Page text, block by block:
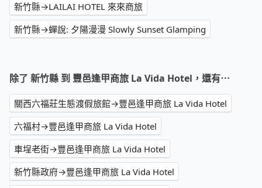
新竹縣→LAILAI HOTEL 來來商旅
新竹縣→蟬說: 夕陽漫漫 Slowly Sunset Glamping
除了 新竹縣 到 豐邑逢甲商旅 La Vida Hotel，還有⋯
關西六福莊生態渡假旅館→豐邑逢甲商旅 La Vida Hotel
六福村→豐邑逢甲商旅 La Vida Hotel
車埕老街→豐邑逢甲商旅 La Vida Hotel
新竹縣政府→豐邑逢甲商旅 La Vida Hotel